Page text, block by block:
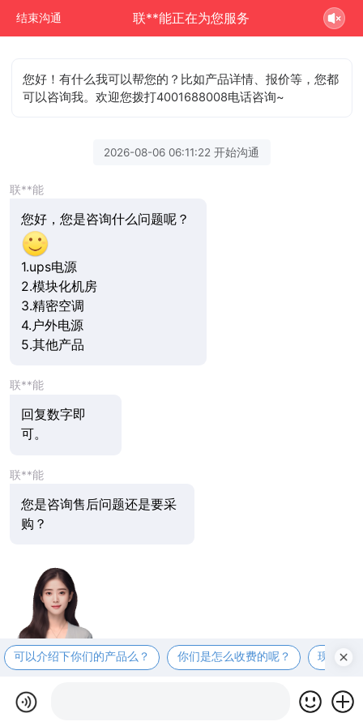
结束沟通 联**能正在为您服务
您好！有什么我可以帮您的？比如产品详情、报价等，您都
可以咨询我。欢迎您拨打4001688008电话咨询~
2026-08-06 06:11:22 开始沟通
联**能
您好，您是咨询什么问题呢？
1.ups电源
2.模块化机房
3.精密空调
4.户外电源
5.其他产品
联**能
回复数字即
可。
联**能
您是咨询售后问题还是要采
购？
可以介绍下你们的产品么？ 你们是怎么收费的呢？ 现在有